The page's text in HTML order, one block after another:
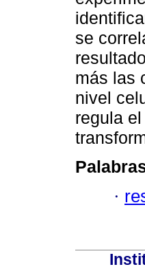
se
más las
nivel
regula
·